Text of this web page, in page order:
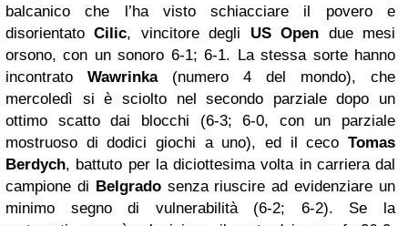
balcanico che l’ha visto schiacciare il povero e
disorientatoCilic, vincitore degli US Open due mesi
orsono, con un sonoro 6-1; 6-1. La stessa sorte hanno
incontrato Wawrinka(numero 4 del mondo), che
mercoledì si è sciolto nel secondo parziale dopo un
ottimo scatto dai blocchi (6-3; 6-0, con un parziale
mostruoso di dodici giochi a uno), ed il ceco Tomas
Berdych, battuto per la diciottesima volta in carriera dal
campione di Belgradosenza riuscire ad evidenziare un
minimo segno di vulnerabilità (6-2; 6-2). Se la